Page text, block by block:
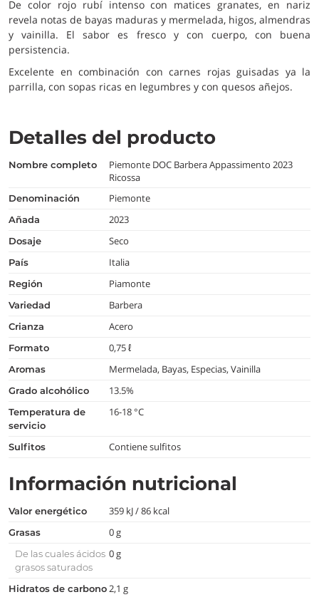
De color rojo rubí intenso con matices granates, en nariz
revela notas de bayas maduras y mermelada, higos, almendras
y vainilla. El sabor es fresco y con cuerpo, con buena
persistencia.
Excelente en combinación con carnes rojas guisadas ya la
parrilla, con sopas ricas en legumbres y con quesos añejos.
Detalles del producto
nombre completo
Piemonte DOC Barbera Appassimento 2023
Ricossa
denominación Piemonte
añada 2023
dosaje Seco
país Italia
región Piamonte
variedad Barbera
crianza Acero
formato 0,75 ℓ
aromas Mermelada, Bayas, Especias, Vainilla
grado alcohólico 13.5%
temperatura de
servicio
16-18 °C
Sulfitos Contiene sulfitos
Información nutricional
Valor energético 359 kJ / 86 kcal
Grasas 0 g
De las cuales ácidos
grasos saturados
0 g
Hidratos de carbono 2,1 g